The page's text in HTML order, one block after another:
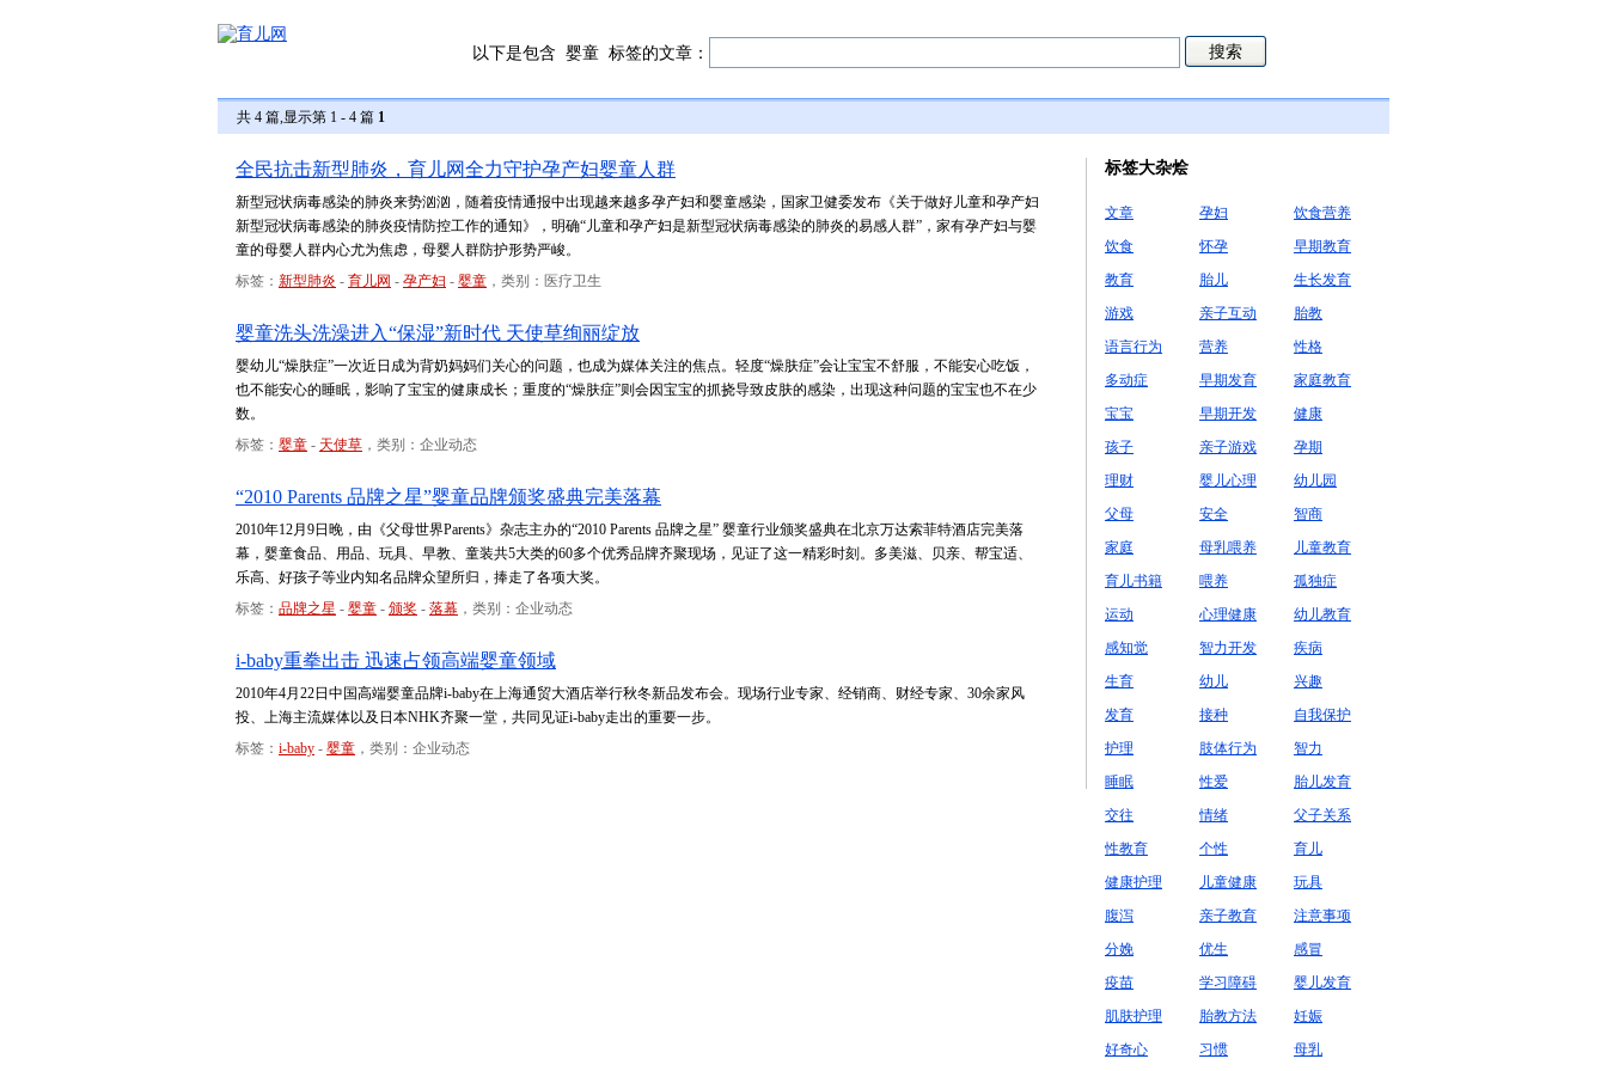
以下是包含 婴童 标签的文章：
共 4 篇,显示第 1 - 4 篇 1
全民抗击新型肺炎，育儿网全力守护孕产妇婴童人群
新型冠状病毒感染的肺炎来势汹汹，随着疫情通报中出现越来越多孕产妇和婴童感染，国家卫健委发布《关于做好儿童和孕产妇
新型冠状病毒感染的肺炎疫情防控工作的通知》，明确“儿童和孕产妇是新型冠状病毒感染的肺炎的易感人群”，家有孕产妇与婴
童的母婴人群内心尤为焦虑，母婴人群防护形势严峻。
标签： 新型肺炎 - 育儿网 - 孕产妇 - 婴童 ，类别：医疗卫生
婴童洗头洗澡进入“保湿”新时代 天使草绚丽绽放
婴幼儿“燥肤症”一次近日成为背奶妈妈们关心的问题，也成为媒体关注的焦点。轻度“燥肤症”会让宝宝不舒服，不能安心吃饭，
也不能安心的睡眠，影响了宝宝的健康成长；重度的“燥肤症”则会因宝宝的抓挠导致皮肤的感染，出现这种问题的宝宝也不在少
数。
标签： 婴童 - 天使草 ，类别：企业动态
“2010 Parents 品牌之星”婴童品牌颁奖盛典完美落幕
2010年12月9日晚，由《父母世界Parents》杂志主办的“2010 Parents 品牌之星” 婴童行业颁奖盛典在北京万达索菲特酒店完美落
幕，婴童食品、用品、玩具、早教、童装共5大类的60多个优秀品牌齐聚现场，见证了这一精彩时刻。多美滋、贝亲、帮宝适、
乐高、好孩子等业内知名品牌众望所归，捧走了各项大奖。
标签： 品牌之星 - 婴童 - 颁奖 - 落幕 ，类别：企业动态
i-baby重拳出击 迅速占领高端婴童领域
2010年4月22日中国高端婴童品牌i-baby在上海通贸大酒店举行秋冬新品发布会。现场行业专家、经销商、财经专家、30余家风
投、上海主流媒体以及日本NHK齐聚一堂，共同见证i-baby走出的重要一步。
标签： i-baby - 婴童 ，类别：企业动态
标签大杂烩
文章 孕妇
饮食营养
饮食
怀孕
早期教育
教育
胎儿
生长发育
游戏
亲子互动
胎教
语言行为
营养
性格
多动症
早期发育
家庭教育
宝宝
早期开发
健康
孩子
亲子游戏
孕期
理财
婴儿心理
幼儿园
父母
安全
智商
家庭
母乳喂养
儿童教育
育儿书籍
喂养
孤独症
运动
心理健康
幼儿教育
感知觉
智力开发
疾病
生育
幼儿
兴趣
发育
接种
自我保护
护理
肢体行为
智力
睡眠
性爱
胎儿发育
交往
情绪
父子关系
性教育
个性
育儿
健康护理
儿童健康
玩具
腹泻
亲子教育
注意事项
分娩
优生
感冒
疫苗
学习障碍
婴儿发育
肌肤护理
胎教方法
妊娠
好奇心
习惯 母乳